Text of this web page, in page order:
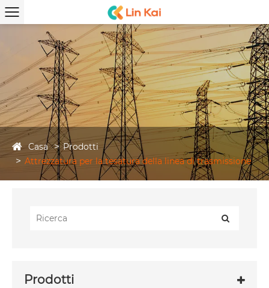
Casa
Prodotti
Attrezzatura per la tesatura della linea di trasmissione
Prodotti